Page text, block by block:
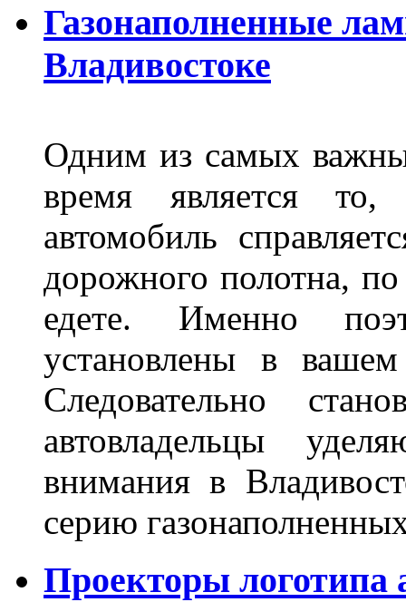
Газонаполненные
Владивостоке
Одним из самых
время является то,
автомобиль
дорожного полотна,
едете. Именно
установлены в
Следовательно
автовладельцы
внимания в
серию
Проекторы логотипа